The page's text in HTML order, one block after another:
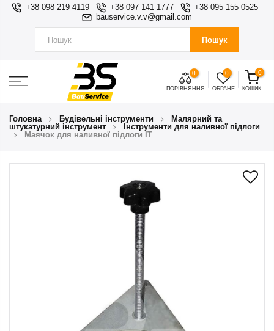
+38 098 219 4119 +38 097 141 1777
+38 095 155 0525
bauservice.v.v@gmail.com
Пошук
0
ПОРІВНЯННЯ
0
ОБРАНЕ
0
КОШИК
Головна Будівельні інструменти
Малярний та
штукатурний інструмент
Інструменти для наливної підлоги
Маячок для наливної підлоги IT